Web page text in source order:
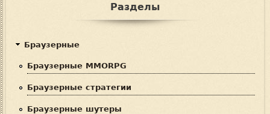
Разделы
Браузерные
Браузерные MMORPG
Браузерные стратегии
Браузерные шутеры